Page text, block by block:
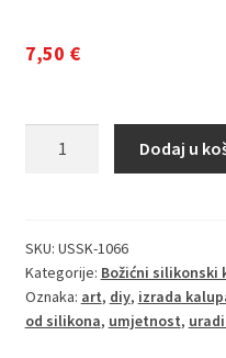
7,50 €
39
količina
Dodaj u
SKU: USSK-1066
Kategorije: Božićni silikonski
Oznaka: art, diy, izrada
od silikona, umjetnost,